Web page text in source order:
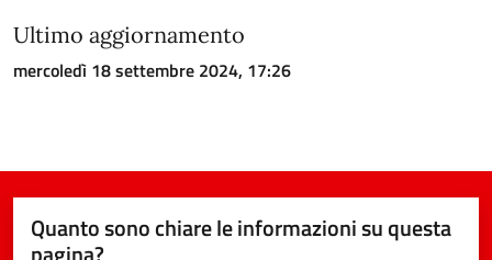
Ultimo aggiornamento
mercoledì 18 settembre 2024, 17:26
Quanto sono chiare le informazioni su questa